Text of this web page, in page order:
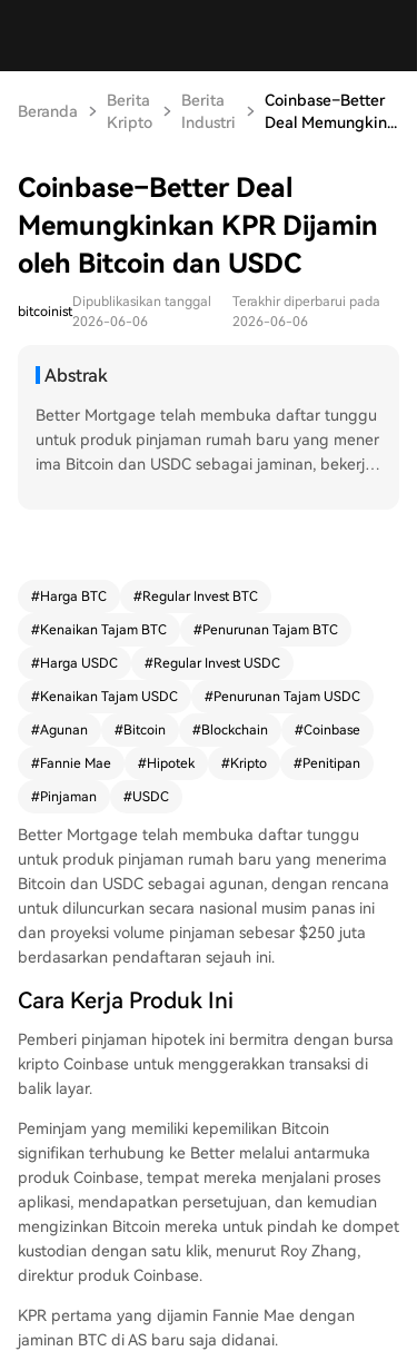
Beranda
Berita
Kripto
Berita
Industri
Coinbase–Better
Deal Memungkin...
Coinbase–Better Deal
Memungkinkan KPR Dijamin
oleh Bitcoin dan USDC
bitcoinist
Dipublikasikan tanggal
2026-06-06
Terakhir diperbarui pada
2026-06-06
Abstrak
Better Mortgage telah membuka daftar tunggu
untuk produk pinjaman rumah baru yang mener
ima Bitcoin dan USDC sebagai jaminan, bekerja
injaman berbasis margin, aset kripto yang dijami
urun selama masa pinjaman. Produk ini direncan
akan diluncurkan secara nasional musim panas i
dan di masa depan akan diperluas untuk menca
kup aset digital lainnya seperti saham yang dito
kenisasi.
#Harga BTC #Regular Invest BTC
#Kenaikan Tajam BTC #Penurunan Tajam BTC
#Harga USDC #Regular Invest USDC
#Kenaikan Tajam USDC #Penurunan Tajam USDC
#Agunan #Bitcoin #Blockchain #Coinbase
#Fannie Mae #Hipotek #Kripto #Penitipan
#Pinjaman #USDC
Better Mortgage telah membuka daftar tunggu
untuk produk pinjaman rumah baru yang menerima
Bitcoin dan USDC sebagai agunan, dengan rencana
untuk diluncurkan secara nasional musim panas ini
dan proyeksi volume pinjaman sebesar $250 juta
berdasarkan pendaftaran sejauh ini.
Cara Kerja Produk Ini
Pemberi pinjaman hipotek ini bermitra dengan bursa
kripto Coinbase untuk menggerakkan transaksi di
balik layar.
Peminjam yang memiliki kepemilikan Bitcoin
signifikan terhubung ke Better melalui antarmuka
produk Coinbase, tempat mereka menjalani proses
aplikasi, mendapatkan persetujuan, dan kemudian
mengizinkan Bitcoin mereka untuk pindah ke dompet
kustodian dengan satu klik, menurut Roy Zhang,
direktur produk Coinbase.
KPR pertama yang dijamin Fannie Mae dengan
jaminan BTC di AS baru saja didanai.